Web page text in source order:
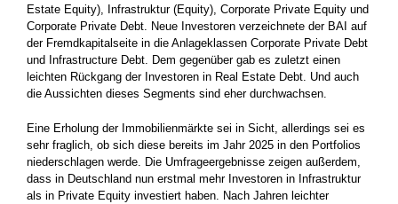
Estate Equity), Infrastruktur (Equity), Corporate Private Equity und
Corporate Private Debt. Neue Investoren verzeichnete der BAI auf
der Fremdkapitalseite in die Anlageklassen Corporate Private Debt
und Infrastructure Debt. Dem gegenüber gab es zuletzt einen
leichten Rückgang der Investoren in Real Estate Debt. Und auch
die Aussichten dieses Segments sind eher durchwachsen.
Eine Erholung der Immobilienmärkte sei in Sicht, allerdings sei es
sehr fraglich, ob sich diese bereits im Jahr 2025 in den Portfolios
niederschlagen werde. Die Umfrageergebnisse zeigen außerdem,
dass in Deutschland nun erstmal mehr Investoren in Infrastruktur
als in Private Equity investiert haben. Nach Jahren leichter